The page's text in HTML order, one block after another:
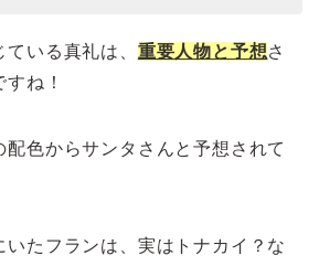
いる真礼は、 重要人物と予想さ
ね！
色からサンタさんと予想されて
いたフランは、実はトナカイ？な